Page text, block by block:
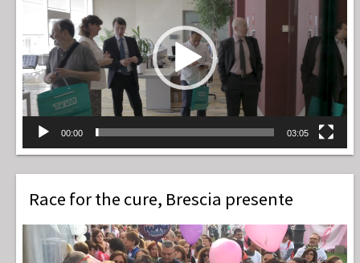
00:00 03:05
Race for the cure, Brescia presente
Video
Player